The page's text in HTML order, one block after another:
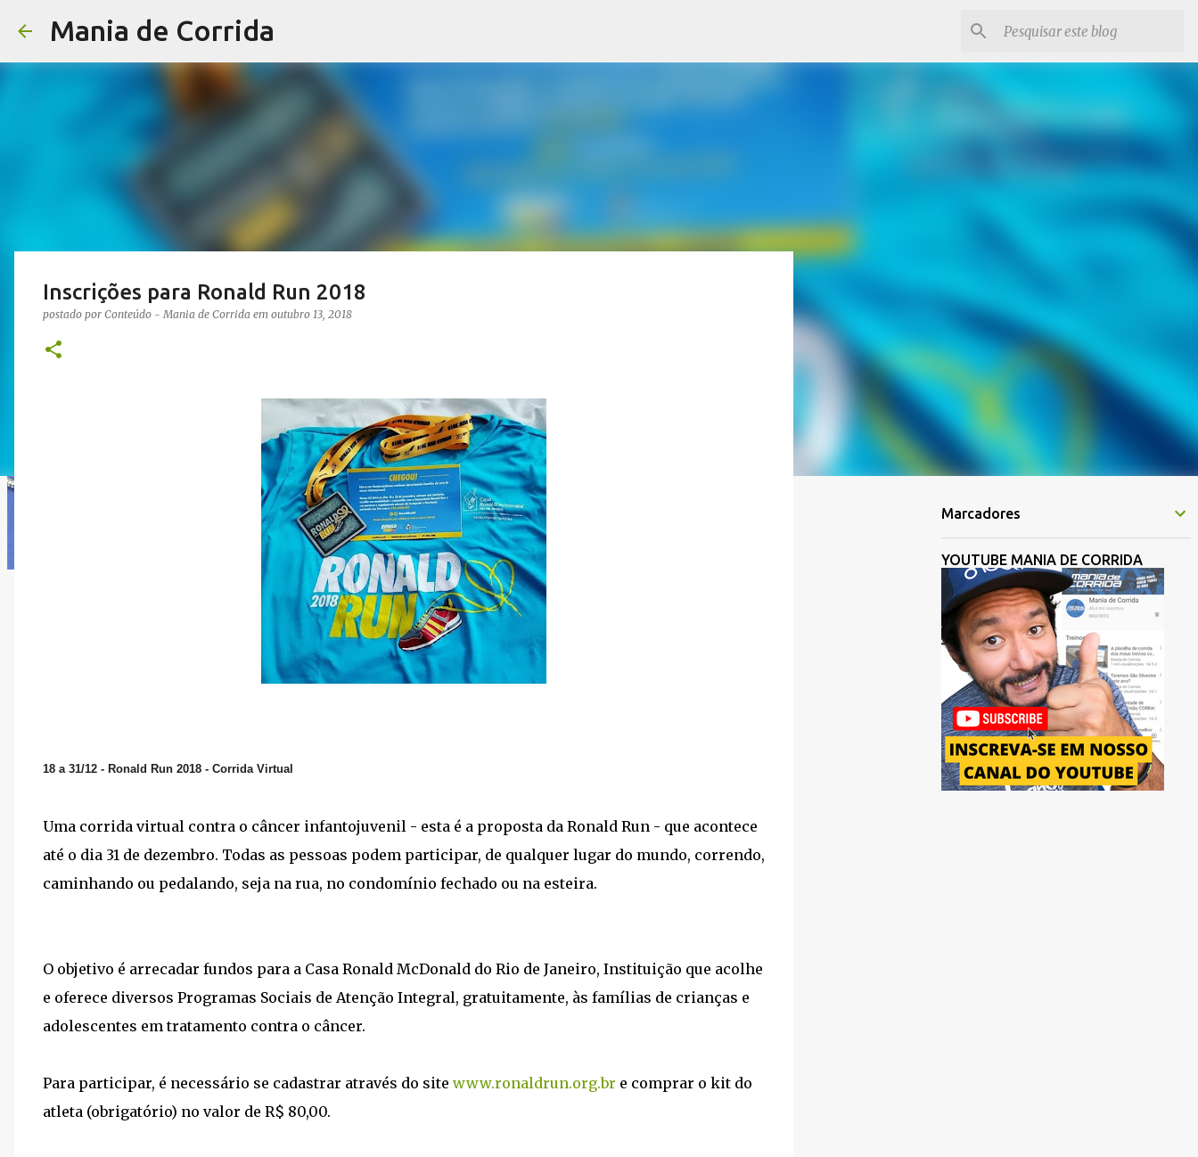
Mania de Corrida
Inscrições para Ronald Run 2018
postado por Conteúdo - Mania de Corrida em outubro 13, 2018
18 a 31/12 - Ronald Run 2018 - Corrida Virtual
Uma corrida virtual contra o câncer infantojuvenil - esta é a proposta da Ronald Run - que acontece
até o dia 31 de dezembro. Todas as pessoas podem participar, de qualquer lugar do mundo, correndo,
caminhando ou pedalando, seja na rua, no condomínio fechado ou na esteira.
O objetivo é arrecadar fundos para a Casa Ronald McDonald do Rio de Janeiro, Instituição que acolhe
e oferece diversos Programas Sociais de Atenção Integral, gratuitamente, às famílias de crianças e
adolescentes em tratamento contra o câncer.
Para participar, é necessário se cadastrar através do site www.ronaldrun.org.br e comprar o kit do
atleta (obrigatório) no valor de R$ 80,00.
Marcadores
YOUTUBE MANIA DE CORRIDA